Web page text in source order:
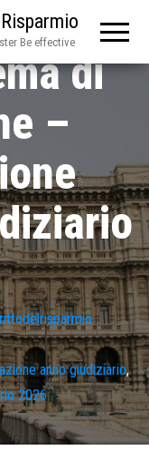
Be effective
di
–
anno giudiziario,
2026